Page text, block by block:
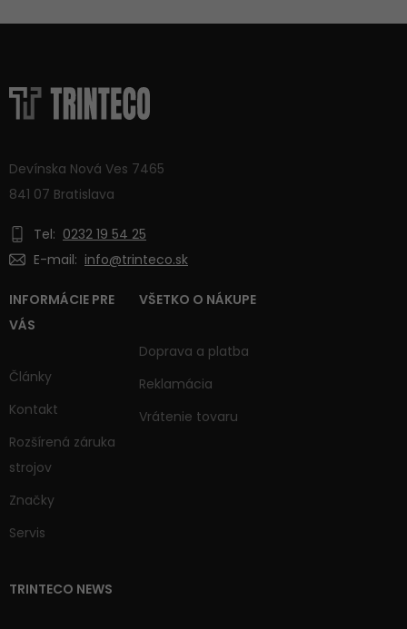
Devínska Nová Ves 7465
841 07 Bratislava
Tel: 0232 19 54 25
E-mail: info@trinteco.sk
INFORMÁCIE PRE
VÁS
Články
Kontakt
Rozšírená záruka
strojov
Značky
Servis
VŠETKO O NÁKUPE
Doprava a platba
Reklamácia
Vrátenie tovaru
TRINTECO NEWS